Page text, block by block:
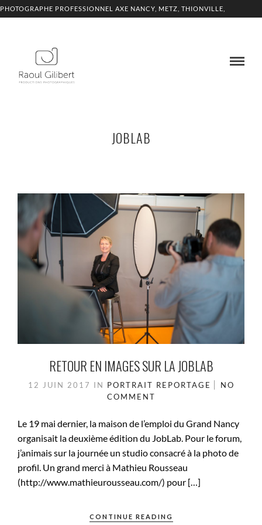
PHOTOGRAPHE PROFESSIONNEL AXE NANCY, METZ, THIONVILLE,
JOBLAB
RETOUR EN IMAGES SUR LA JOBLAB
12 JUIN 2017 IN PORTRAIT REPORTAGE
NO
COMMENT
Le 19 mai dernier, la maison de l’emploi du Grand Nancy
organisait la deuxième édition du JobLab. Pour le forum,
j’animais sur la journée un studio consacré à la photo de
profil. Un grand merci à Mathieu Rousseau
(http://www.mathieurousseau.com/) pour […]
CONTINUE READING